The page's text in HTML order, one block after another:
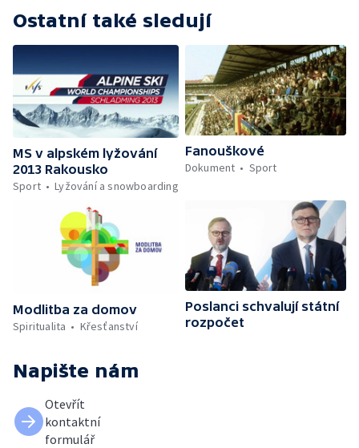
Ostatní také sledují
MS v alpském lyžování
2013 Rakousko
Sport
Lyžování a snowboarding
Fanouškové
Dokument
Sport
Modlitba za domov
Spiritualita
Křesťanství
Poslanci schvalují státní
rozpočet
Napište nám
Otevřít
kontaktní
formulář